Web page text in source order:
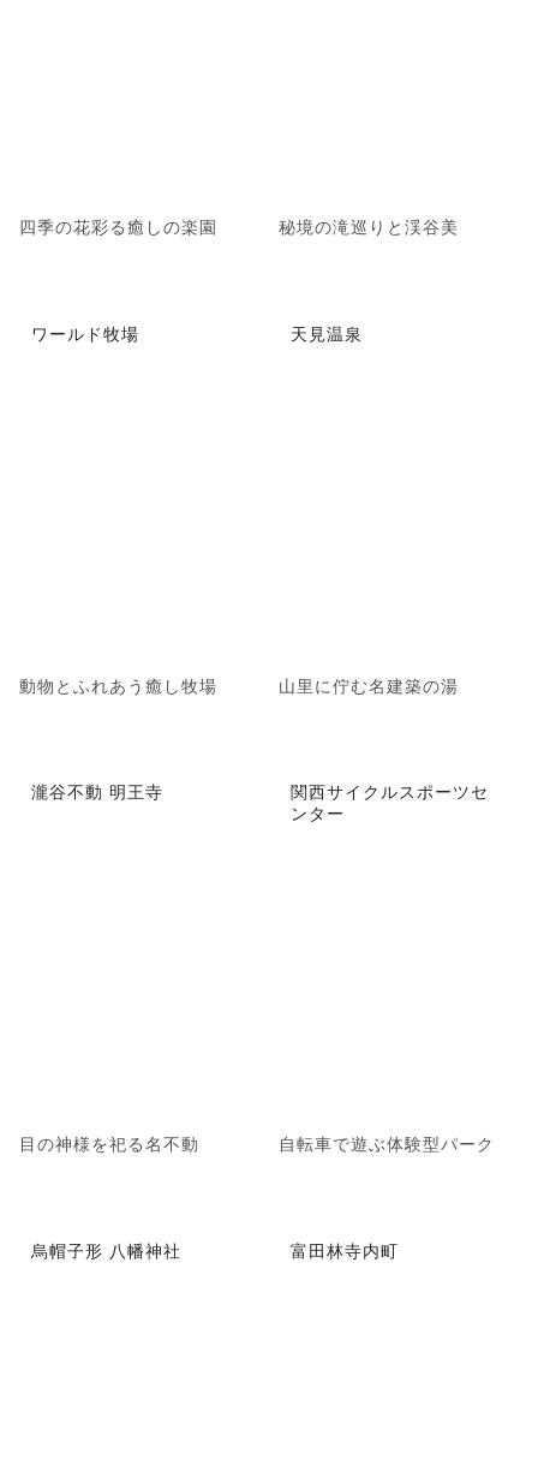
四季の花彩る癒しの楽園 秘境の滝巡りと渓谷美
ワールド牧場
動物とふれあう癒し牧場
天見温泉
山里に佇む名建築の湯
瀧谷不動 明王寺
目の神様を祀る名不動
関西サイクルスポーツセ
ンター
自転車で遊ぶ体験型パーク
烏帽子形 八幡神社 富田林寺内町